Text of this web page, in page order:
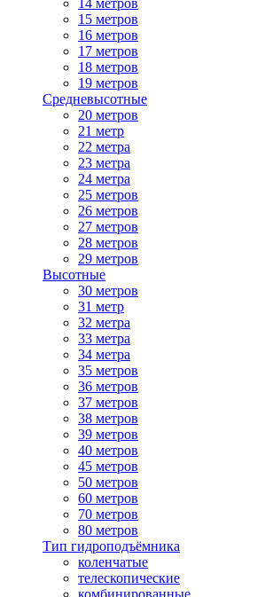
15 метров
16 метров
17 метров
18 метров
19 метров
Средневысотные
20 метров
21 метр
22 метра
23 метра
24 метра
25 метров
26 метров
27 метров
28 метров
29 метров
Высотные
30 метров
31 метр
32 метра
33 метра
34 метра
35 метров
36 метров
37 метров
38 метров
39 метров
40 метров
45 метров
50 метров
60 метров
70 метров
80 метров
Тип гидроподъёмника
коленчатые
телескопические
комбинированные